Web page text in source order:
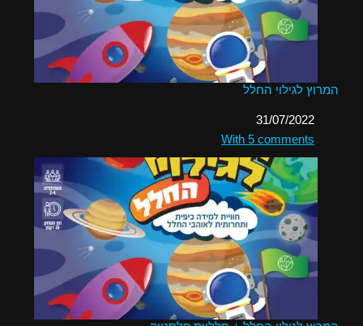
המרוץ לגילוי החלל
תאריך31/07/2022
בהקשר ל-
With 5 comments